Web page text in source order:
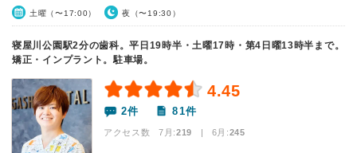
土曜（〜17:00） 夜（〜19:30）
寝屋川公園駅2分の歯科。平日19時半・土曜17時・第4日曜13時半まで。
矯正・インプラント。駐車場。
4.45
2件 81件
アクセス数 7月:219 | 6月:245